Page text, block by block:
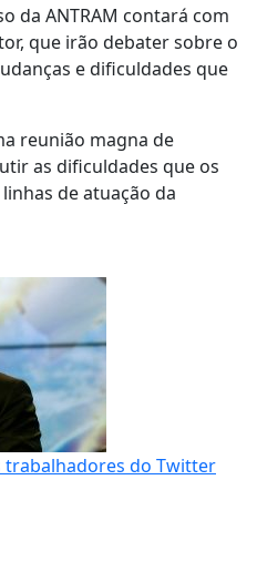
da ANTRAM contará com
que irão debater sobre o
e dificuldades que
reunião magna de
as dificuldades que os
de atuação da
trabalhadores do Twitter